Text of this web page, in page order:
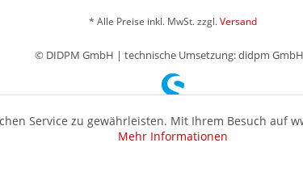
* Alle Preise inkl. MwSt. zzgl.Versand
© DIDPM GmbH | technische Umsetzung: didpm
Service zu gewährleisten. Mit Ihrem Besuch auf
Mehr Informationen